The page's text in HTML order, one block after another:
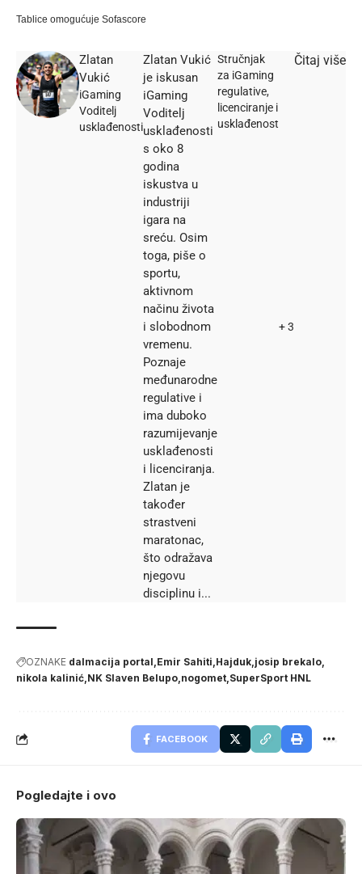
Tablice omogućuje Sofascore
Zlatan
Vukić
iGaming
Voditelj
usklađenosti
Zlatan Vukić
je iskusan
iGaming
Voditelj
usklađenosti
s oko 8
godina
iskustva u
industriji
igara na
sreću. Osim
toga, piše o
sportu,
aktivnom
načinu života
i slobodnom
vremenu.
Poznaje
međunarodne
regulative i
ima duboko
razumijevanje
usklađenosti
i licenciranja.
Zlatan je
također
strastveni
maratonac,
što odražava
njegovu
disciplinu i...
Stručnjak
za iGaming
regulative,
licenciranje i
usklađenost
+ 3
Čitaj više
OZNAKE dalmacija portal Emir Sahiti Hajduk josip brekalo
nikola kalinić NK Slaven Belupo nogomet SuperSport HNL
FACEBOOK
Pogledajte i ovo